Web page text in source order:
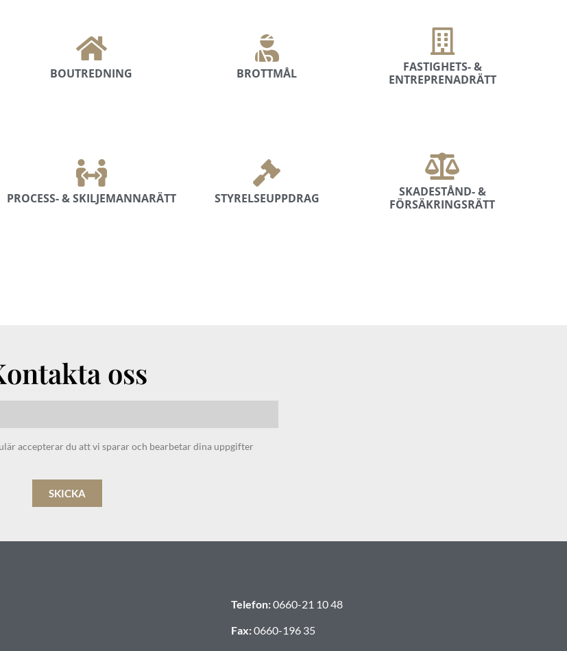
BOUTREDNING BROTTMÅL
FASTIGHETS- &
ENTREPRENADRÄTT
PROCESS- & SKILJEMANNARÄTT STYRELSEUPPDRAG
SKADESTÅND- &
FÖRSÄKRINGSRÄTT
oss
accepterar du att vi sparar och bearbetar dina uppgifter
SKICKA
Telefon:0660-21 10 48
Fax:0660-196 35